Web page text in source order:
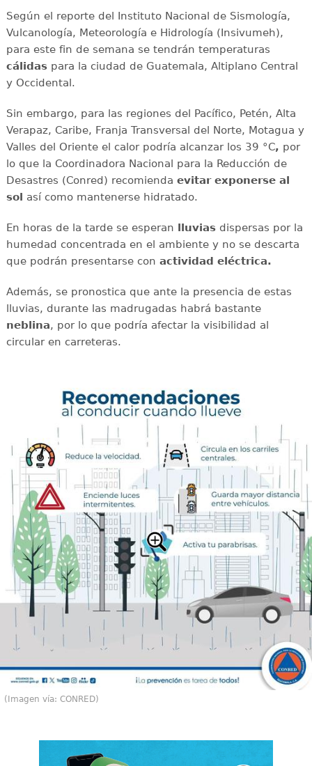
Según el reporte del Instituto Nacional de Sismología,
Vulcanología, Meteorología e Hidrología (Insivumeh),
para este fin de semana se tendrán temperaturas
cálidaspara la ciudad de Guatemala, Altiplano Central
y Occidental.
Sin embargo, para las regiones del Pacífico, Petén, Alta
Verapaz, Caribe, Franja Transversal del Norte, Motagua y
Valles del Oriente el calor podría alcanzar los 39 °C, por
lo que la Coordinadora Nacional para la Reducción de
Desastres (Conred) recomienda evitar exponerse al
sol así como mantenerse hidratado.
En horas de la tarde se esperan lluviasdispersas por la
humedad concentrada en el ambiente y no se descarta
que podrán presentarse con actividad eléctrica.
Además, se pronostica que ante la presencia de estas
lluvias, durante las madrugadas habrá bastante
neblina, por lo que podría afectar la visibilidad al
circular en carreteras.
(Imagen vía: CONRED)